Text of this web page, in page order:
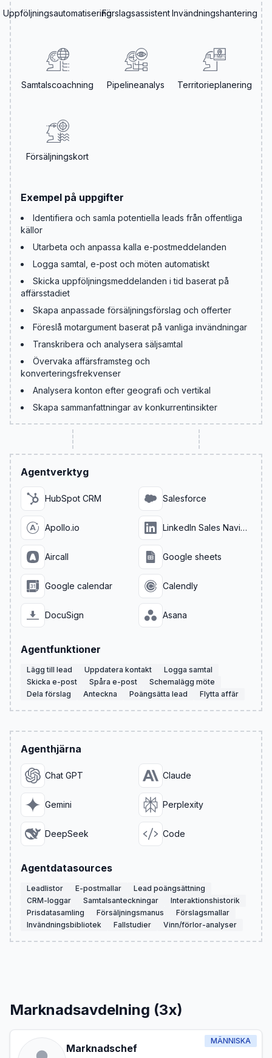
UppföljningsautomatiseringFörslagsassistentInvändningshantering
Samtalscoachning Pipelineanalys Territorieplanering
Försäljningskort
Exempel på uppgifter
Identifiera och samla potentiella leads från offentliga
källor
Utarbeta och anpassa kalla e-postmeddelanden
Logga samtal, e-post och möten automatiskt
Skicka uppföljningsmeddelanden i tid baserat på
affärsstadiet
Skapa anpassade försäljningsförslag och offerter
Föreslå motargument baserat på vanliga invändningar
Transkribera och analysera säljsamtal
Övervaka affärsframsteg och
konverteringsfrekvenser
Analysera konton efter geografi och vertikal
Skapa sammanfattningar av konkurrentinsikter
Agentverktyg
HubSpot CRM Salesforce
Apollo.io LinkedIn Sales Navigator
Aircall Google sheets
Google calendar Calendly
DocuSign Asana
Agentfunktioner
Lägg till lead Uppdatera kontakt
Logga samtal
Skicka e-post
Spåra e-post
Schemalägg möte
Dela förslag
Anteckna Poängsätta lead Flytta affär
Agenthjärna
Chat GPT Claude
Gemini Perplexity
DeepSeek Code
Agentdatasources
Leadlistor E-postmallar
Lead poängsättning
CRM-loggar
Samtalsanteckningar
Interaktionshistorik
Prisdatasamling
Försäljningsmanus
Förslagsmallar
Invändningsbibliotek
Fallstudier Vinn/förlor-analyser
Marknadsavdelning (3x)
MÄNNISKA
Marknadschef